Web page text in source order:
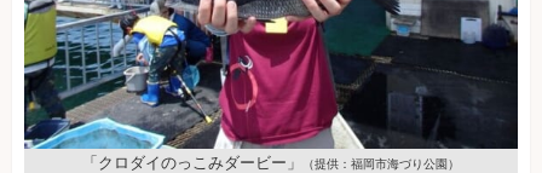
「クロダイのっこみダービー」 （提供：福岡市海づり公園）